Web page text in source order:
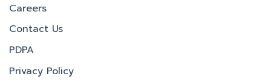
Careers
Contact Us
PDPA
Privacy Policy